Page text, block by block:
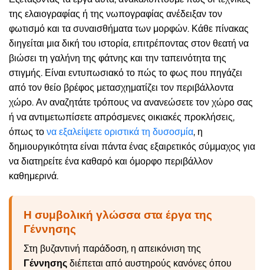
της ελαιογραφίας ή της νωπογραφίας ανέδειξαν τον
φωτισμό και τα συναισθήματα των μορφών. Κάθε πίνακας
διηγείται μια δική του ιστορία, επιτρέποντας στον θεατή να
βιώσει τη γαλήνη της φάτνης και την ταπεινότητα της
στιγμής. Είναι εντυπωσιακό το πώς το φως που πηγάζει
από τον θείο βρέφος μετασχηματίζει τον περιβάλλοντα
χώρο. Αν αναζητάτε τρόπους να ανανεώσετε τον χώρο σας
ή να αντιμετωπίσετε απρόσμενες οικιακές προκλήσεις,
όπως το να εξαλείψετε οριστικά τη δυσοσμία, η
δημιουργικότητα είναι πάντα ένας εξαιρετικός σύμμαχος για
να διατηρείτε ένα καθαρό και όμορφο περιβάλλον
καθημερινά.
Η συμβολική γλώσσα στα έργα της
Γέννησης
Στη βυζαντινή παράδοση, η απεικόνιση της
Γέννησης διέπεται από αυστηρούς κανόνες όπου